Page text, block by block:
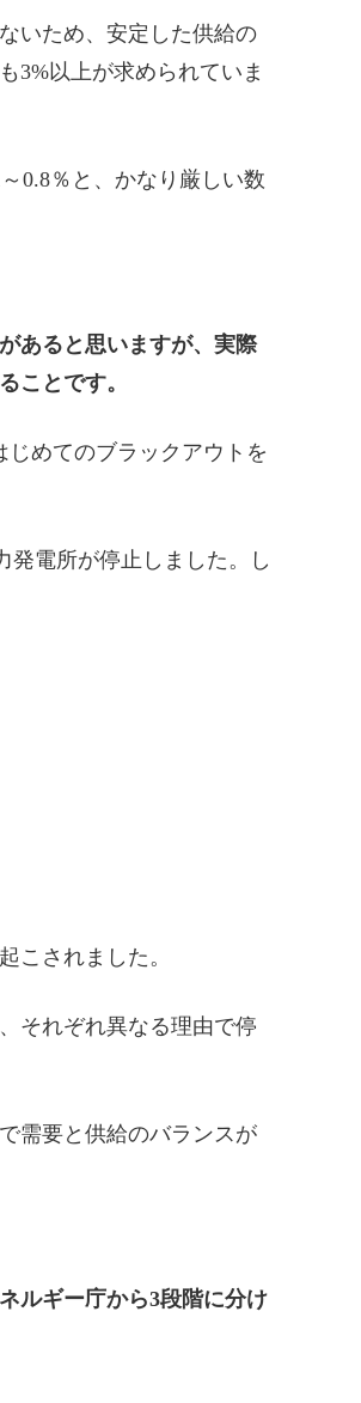
いため、安定した供給の
3%以上が求められていま
0.8％と、かなり厳しい数
あると思いますが、実際
ことです。
じめてのブラックアウトを
発電所が停止しました。し
こされました。
それぞれ異なる理由で停
需要と供給のバランスが
ルギー庁から3段階に分け